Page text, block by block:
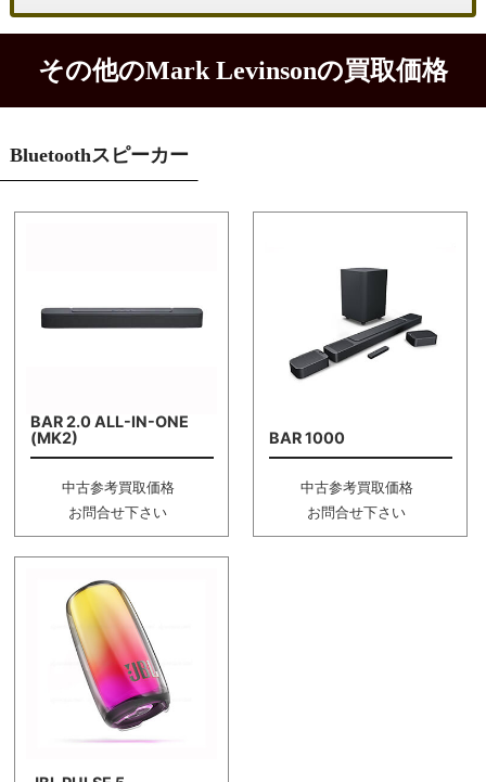
その他のMark Levinsonの買取価格
Bluetoothスピーカー
BAR 2.0 ALL-IN-ONE
(MK2)
中古参考買取価格
お問合せ下さい
BAR 1000
中古参考買取価格
お問合せ下さい